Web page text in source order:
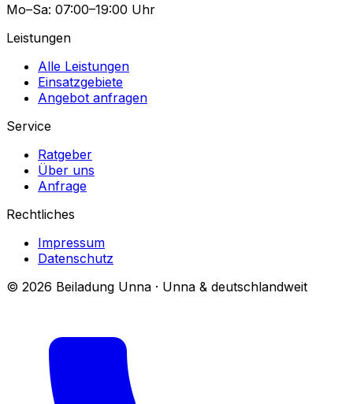
Mo–Sa: 07:00–19:00 Uhr
Leistungen
Alle Leistungen
Einsatzgebiete
Angebot anfragen
Service
Ratgeber
Über uns
Anfrage
Rechtliches
Impressum
Datenschutz
© 2026 Beiladung Unna · Unna & deutschlandweit